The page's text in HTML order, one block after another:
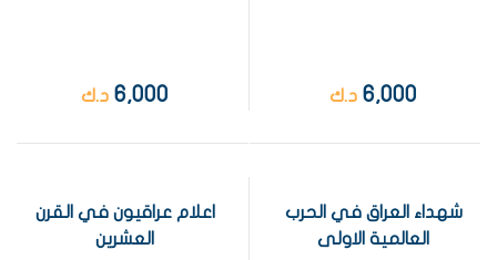
6,000 د.ك 6,000 د.ك
شهداء العراق في الحرب
العالمية الاولى
اعلام عراقيون في القرن
العشرين